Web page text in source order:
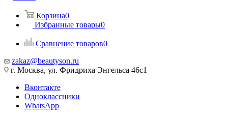
Корзина0
Избранные товары0
Сравнение товаров0
zakaz@beautyson.ru
г. Москва, ул. Фридриха Энгельса 46с1
Вконтакте
Одноклассники
WhatsApp